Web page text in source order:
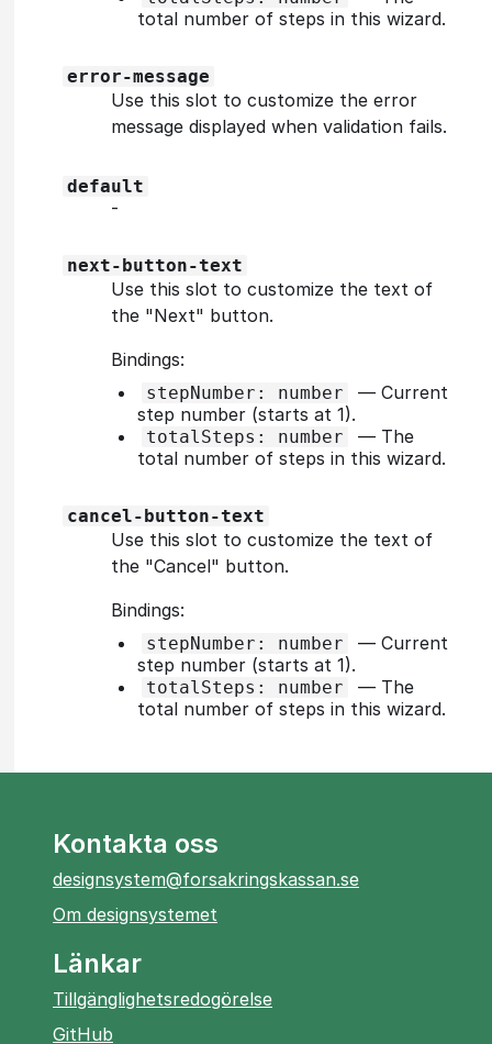
total number of steps in this wizard.
error-message
Use this slot to customize the error
message displayed when validation fails.
default
‐
next-button-text
Use this slot to customize the text of
the "Next" button.
Bindings:
stepNumber: number — Current
step number (starts at 1).
totalSteps: number — The
total number of steps in this wizard.
cancel-button-text
Use this slot to customize the text of
the "Cancel" button.
Bindings:
stepNumber: number — Current
step number (starts at 1).
totalSteps: number — The
total number of steps in this wizard.
Kontakta oss
designsystem@forsakringskassan.se
Om designsystemet
Länkar
Tillgänglighetsredogörelse
GitHub
öppnas